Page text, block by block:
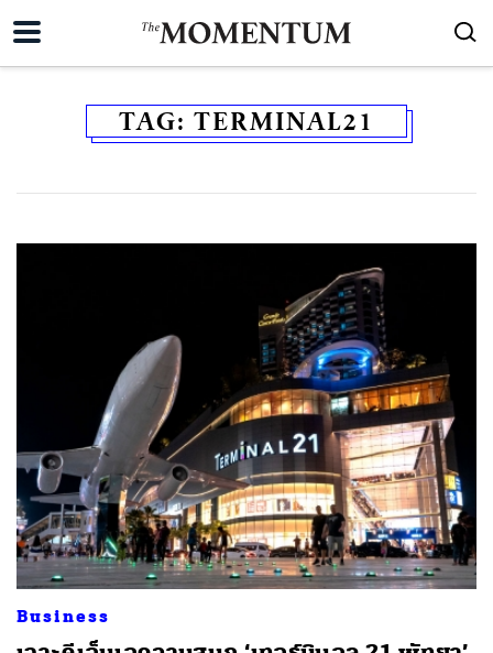
TAG: TERMINAL21
Business